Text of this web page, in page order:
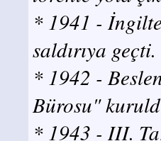
* 1941 -
saldırıya geçti.
* 1942 -
Bürosu"
* 1943 - III.